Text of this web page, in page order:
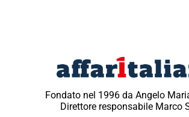
Fondato nel 1996 da Angelo
Direttore responsabile Marco